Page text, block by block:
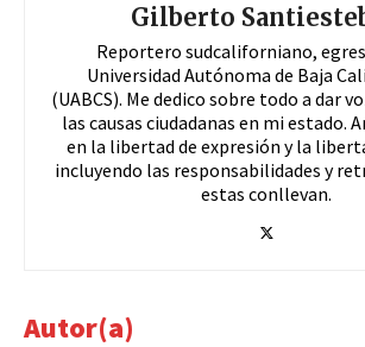
Gilberto
Reportero sudcaliforniano,
Universidad Autónoma de Baja
(UABCS). Me dedico sobre todo a dar
las causas ciudadanas en mi estado.
en la libertad de expresión y la
incluyendo las responsabilidades y
estas conllevan.
Autor(a)